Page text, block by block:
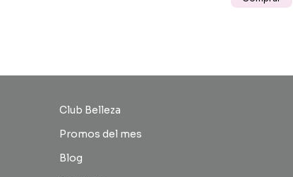
Club Belleza
Promos del mes
Blog